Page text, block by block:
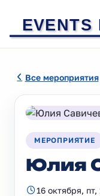
EVENTS
Все мероприятия
МЕРОПРИЯТИЕ
Юлия
16 октября, пт,